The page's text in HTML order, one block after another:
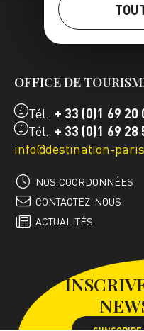
OFFICE DE
Tél. + 33 (0)1 69 20
Tél. + 33 (0)1 69 28
info@destination-
NOS COORDONNÉES
CONTACTEZ-NOUS
ACTUALITÉS